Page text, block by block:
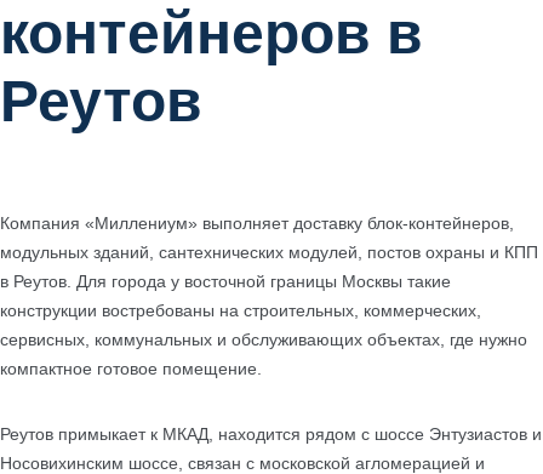
контейнеров в
Реутов
Компания «Миллениум» выполняет доставку блок-контейнеров,
модульных зданий, сантехнических модулей, постов охраны и КПП
в Реутов. Для города у восточной границы Москвы такие
конструкции востребованы на строительных, коммерческих,
сервисных, коммунальных и обслуживающих объектах, где нужно
компактное готовое помещение.
Реутов примыкает к МКАД, находится рядом с шоссе Энтузиастов и
Носовихинским шоссе, связан с московской агломерацией и